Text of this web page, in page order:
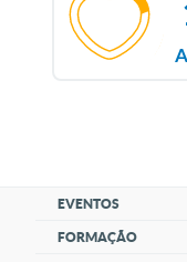
EVENTOS
FORMAÇÃO